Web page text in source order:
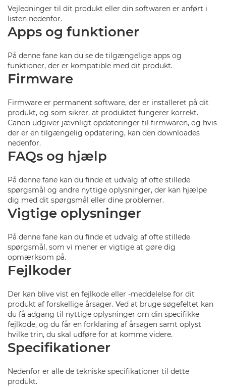
Vejledninger til dit produkt eller din softwaren er anført i
listen nedenfor.
Apps og funktioner
På denne fane kan du se de tilgængelige apps og
funktioner, der er kompatible med dit produkt.
Firmware
Firmware er permanent software, der er installeret på dit
produkt, og som sikrer, at produktet fungerer korrekt.
Canon udgiver jævnligt opdateringer til firmwaren, og hvis
der er en tilgængelig opdatering, kan den downloades
nedenfor.
FAQs og hjælp
På denne fane kan du finde et udvalg af ofte stillede
spørgsmål og andre nyttige oplysninger, der kan hjælpe
dig med dit spørgsmål eller dine problemer.
Vigtige oplysninger
På denne fane kan du finde et udvalg af ofte stillede
spørgsmål, som vi mener er vigtige at gøre dig
opmærksom på.
Fejlkoder
Der kan blive vist en fejlkode eller -meddelelse for dit
produkt af forskellige årsager. Ved at bruge søgefeltet kan
du få adgang til nyttige oplysninger om din specifikke
fejlkode, og du får en forklaring af årsagen samt oplyst
hvilke trin, du skal udføre for at komme videre.
Specifikationer
Nedenfor er alle de tekniske specifikationer til dette
produkt.